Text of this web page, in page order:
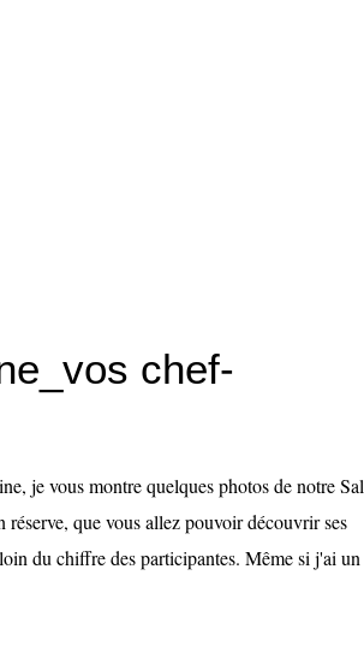
chef-
je vous montre quelques photos de notre Sal
réserve, que vous allez pouvoir découvrir ses
du chiffre des participantes. Même si j'ai un